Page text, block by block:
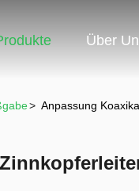
Über
> Anpassung